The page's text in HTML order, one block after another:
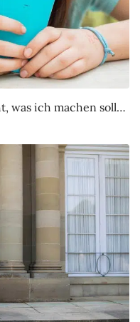
was ich machen soll…